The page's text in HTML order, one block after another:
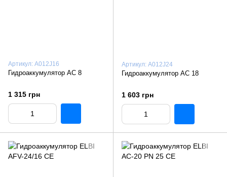
Артикул: A012J16
Гидроаккумулятор AC 8
1 315 грн
Артикул: A012J24
Гидроаккумулятор AC 18
1 603 грн